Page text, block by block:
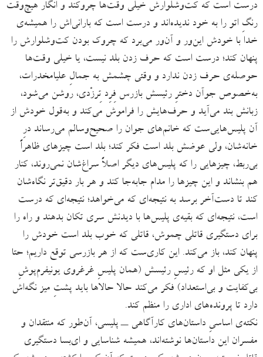
درست است که کت‌وشلوارش خیلی وقت‌ها چروکند و انگار هیچ‌وقت
رنگِ اتو را به خود ندیده‌اند و درست است که بارانی‌اش را همیشه‌ی
خدا با خودش این‌ور و آن‌ور می‌برد که چروک بودن کت‌وشلوارش را
پنهان کند؛ درست است که حرف ‌زدن بلد نیست، یا خیلی وقت‌ها
حوصله‌ی حرف زدن ندارد و وقتی چشمش به جمالِ علیامخدرات،
به‌خصوص جوآن دخترِ رئیسش بازرس فِرِد تِرزْدی، روشن می‌شود،
زبانش بند می‌آید و حرف‌هایش را فراموش می‌کند و به‌قول خودش از
آن پلیس‌هایی‌ست که خانم‌های جوان را صحیح‌وسالم می‌رساند درِ
خانه‌شان، ولی عوضش بلد است فکر کند؛ بلد است چیزهای ظاهراً
بی‌ربط، چیزهایی را که پلیس‌های دیگر اصلاً سراغ‌شان نمی‌روند، کنار
هم بنشاند و این چیزها را مدام جابه‌جا کند و هر بار دقیق‌تر نگاه‌شان
کند تا دست‌آخر برسد به نتیجه‌ای که می‌خواهد؛ نتیجه‌ای که درست
است، نتیجه‌ای که بقیه‌ی پلیس‌ها با دیدنش سری تکان بدهند و راه را
برای دستگیری قاتلی چموش، قاتلی که خوب بلد است خودش را
پنهان کند، باز می‌کند. این کاری‌ست که از هر بازرسی توقع داریم؛ حتا
از یکی مثل او که رئیسِ رئیسش (همان پلیسِ غرغروی یونیفرم‌پوشِ
بی‌کفایت و بی‌استعداد) فکر می‌کند حالا حالاها باید پشتِ میز نگه‌اش
دارد تا پرونده‌های اداری را منظم کند.
نکته‌ی اساسیِ داستان‌های کارآگاهی ــ پلیسی، آن‌طور که منتقدان و
مفسران این داستان‌ها نوشته‌اند، همیشه شناسایی و ای‌بسا دستگیری